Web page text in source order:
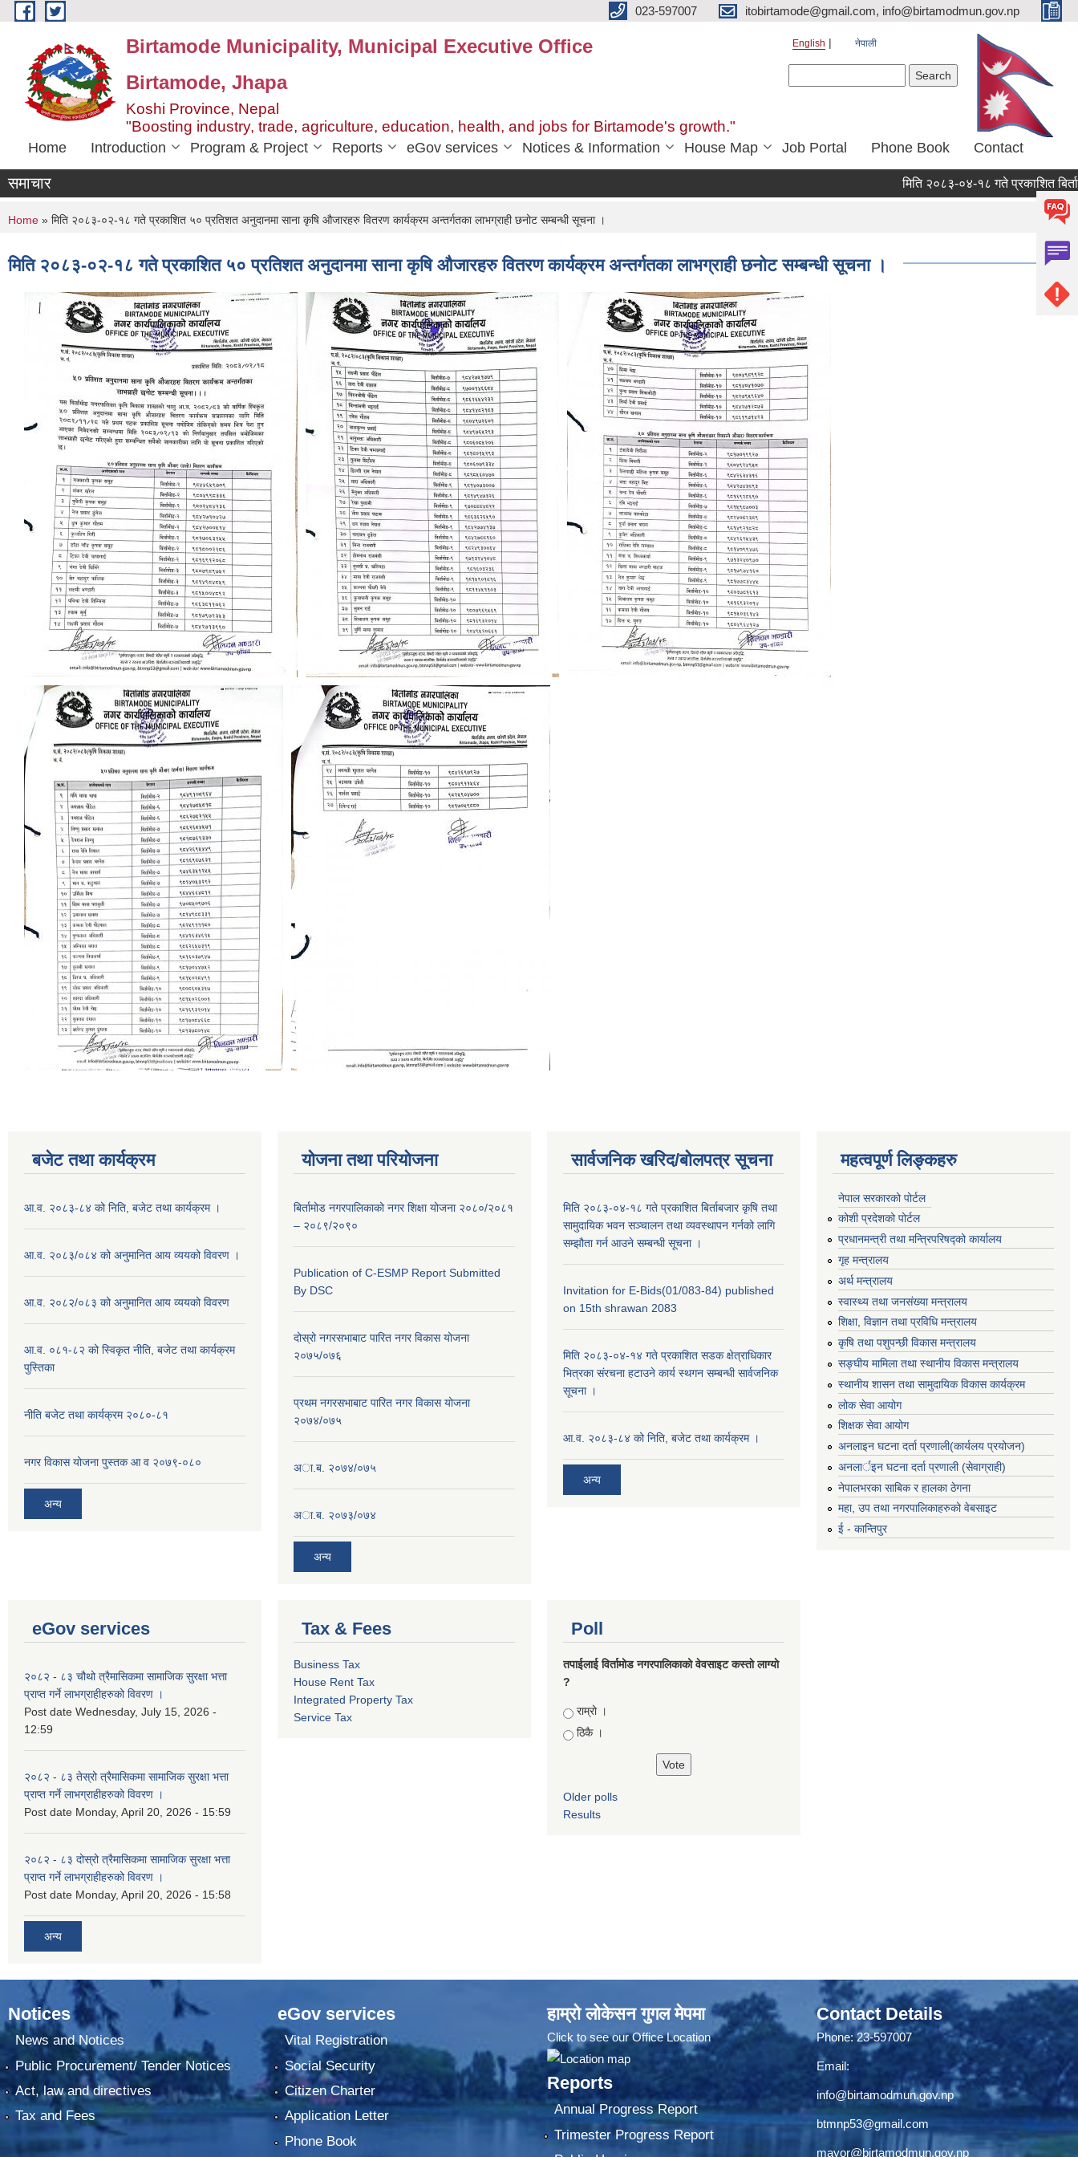
Skip to main content 023-597007 itobirtamode@gmail.com, info@birtamodmun.gov.np
Birtamode Municipality, Municipal Executive Office
Birtamode, Jhapa
Koshi Province, Nepal
"Boosting industry, trade, agriculture, education, health, and jobs for Birtamode's growth."
English नेपाली
Home Introduction Program & Project Reports eGov services Notices & Information House Map Job Portal Phone Book Contact
समाचार मिति २०८३-०४-१८ गते प्रकाशित
You are here
Home » मिति २०८३-०२-१८ गते प्रकाशित ५० प्रतिशत अनुदानमा साना कृषि औजारहरु वितरण कार्यक्रम अन्तर्गतका लाभग्राही छनोट सम्बन्धी सूचना ।
मिति २०८३-०२-१८ गते प्रकाशित ५० प्रतिशत अनुदानमा साना कृषि औजारहरु वितरण कार्यक्रम अन्तर्गतका लाभग्राही छनोट सम्बन्धी सूचना ।
बजेट तथा कार्यक्रम
आ.व. २०८३-८४ को निति, बजेट तथा कार्यक्रम ।
आ.व. २०८३/०८४ को अनुमानित आय व्ययको विवरण ।
आ.व. २०८२/०८३ को अनुमानित आय व्ययको विवरण
आ.व. ०८१-८२ को स्विकृत नीति, बजेट तथा कार्यक्रम
पुस्तिका
नीति बजेट तथा कार्यक्रम २०८०-८१
नगर विकास योजना पुस्तक आ व २०७९-०८०
अन्य
योजना तथा परियोजना
बिर्तामोड नगरपालिकाको नगर शिक्षा योजना २०८०/२०८१
– २०८९/२०९०
Publication of C-ESMP Report Submitted
By DSC
दोस्रो नगरसभाबाट पारित नगर विकास योजना
२०७५/०७६
प्रथम नगरसभाबाट पारित नगर विकास योजना
२०७४/०७५
अा.ब. २०७४/०७५
अा.ब. २०७३/०७४
अन्य
सार्वजनिक खरिद/बोलपत्र सूचना
मिति २०८३-०४-१८ गते प्रकाशित बिर्ताबजार कृषि तथा
सामुदायिक भवन सञ्चालन तथा व्यवस्थापन गर्नको लागि
सम्झौता गर्न आउने सम्बन्धी सूचना ।
Invitation for E-Bids(01/083-84) published
on 15th shrawan 2083
मिति २०८३-०४-१४ गते प्रकाशित सडक क्षेत्राधिकार
भित्रका संरचना हटाउने कार्य स्थगन सम्बन्धी सार्वजनिक
सूचना ।
आ.व. २०८३-८४ को निति, बजेट तथा कार्यक्रम ।
अन्य
महत्वपूर्ण लिङ्कहरु
नेपाल सरकारको पोर्टल
कोशी प्रदेशको पोर्टल
प्रधानमन्‍त्री तथा मन्‍त्रिपरिषद्को कार्यालय
गृह मन्‍त्रालय
अर्थ मन्त्रालय
स्वास्थ्य तथा जनसंख्या मन्त्रालय
शिक्षा, विज्ञान तथा प्रविधि मन्त्रालय
कृषि तथा पशुपन्छी विकास मन्त्रालय
सङ्घीय मामिला तथा स्थानीय विकास मन्त्रालय
स्थानीय शासन तथा सामुदायिक विकास कार्यक्रम
लोक सेवा आयोग
शिक्षक सेवा आयोग
अनलाइन घटना दर्ता प्रणाली(कार्यलय प्रयोजन)
अनलार्इन घटना दर्ता प्रणाली (सेवाग्राही)
नेपालभरका साबिक र हालका ठेगना
महा, उप तथा नगरपालिकाहरुको वेबसाइट
ई - कान्तिपुर
eGov services
२०८२ - ८३ चौथो त्रैमासिकमा सामाजिक सुरक्षा भत्ता
प्राप्त गर्ने लाभग्राहीहरुको विवरण ।
Post date Wednesday, July 15, 2026 -
12:59
२०८२ - ८३ तेस्रो त्रैमासिकमा सामाजिक सुरक्षा भत्ता
प्राप्त गर्ने लाभग्राहीहरुको विवरण ।
Post date Monday, April 20, 2026 - 15:59
२०८२ - ८३ दोस्रो त्रैमासिकमा सामाजिक सुरक्षा भत्ता
प्राप्त गर्ने लाभग्राहीहरुको विवरण ।
Post date Monday, April 20, 2026 - 15:58
अन्य
Tax & Fees
Business Tax
House Rent Tax
Integrated Property Tax
Service Tax
Poll
तपाईलाई विर्तामोड नगरपालिकाको वेवसाइट कस्ताे लाग्याे
?
Choices
राम्रो ।
ठिकै ।
Older polls
Results
Notices
News and Notices
Public Procurement/ Tender Notices
Act, law and directives
Tax and Fees
eGov services
Vital Registration
Social Security
Citizen Charter
Application Letter
Phone Book
हाम्रो लोकेसन गुगल मेपमा
Click to see our Office Location
Reports
Annual Progress Report
Trimester Progress Report
Contact Details
Phone: 23-597007
Email:
info@birtamodmun.gov.np
btmnp53@gmail.com
mayor@birtamodmun.gov.np